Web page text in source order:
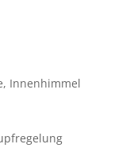
Innenhimmel